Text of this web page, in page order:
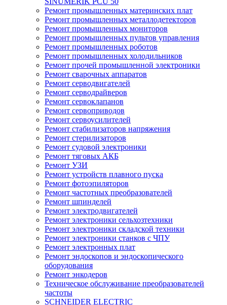
Ремонт промышленных материнских плат
Ремонт промышленных металлодетекторов
Ремонт промышленных мониторов
Ремонт промышленных пультов управления
Ремонт промышленных роботов
Ремонт промышленных холодильников
Ремонт прочей промышленной электроники
Ремонт сварочных аппаратов
Ремонт серводвигателей
Ремонт серводрайверов
Ремонт сервоклапанов
Ремонт сервоприводов
Ремонт сервоусилителей
Ремонт стабилизаторов напряжения
Ремонт стерилизаторов
Ремонт судовой электроники
Ремонт тяговых АКБ
Ремонт УЗИ
Ремонт устройств плавного пуска
Ремонт фотоэпиляторов
Ремонт частотных преобразователей
Ремонт шпинделей
Ремонт электродвигателей
Ремонт электроники сельхозтехники
Ремонт электроники складской техники
Ремонт электроники станков с ЧПУ
Ремонт электронных плат
Ремонт эндоскопов и эндоскопического
оборудования
Ремонт энкодеров
Техническое обслуживание преобразователей
частоты
SCHNEIDER ELECTRIC